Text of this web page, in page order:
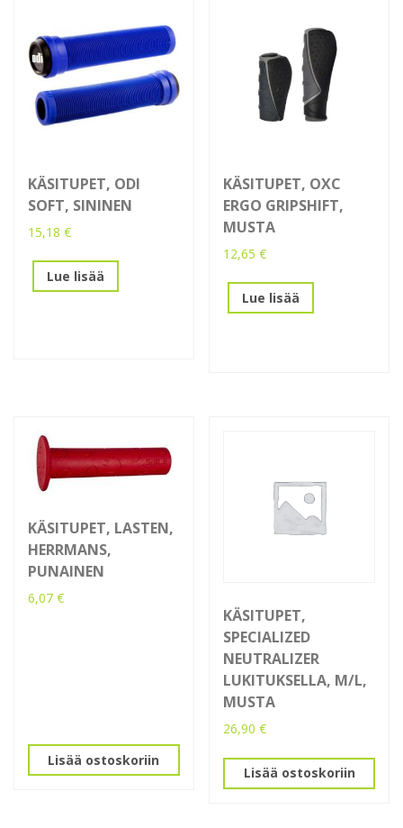
KÄSITUPET, ODI
SOFT, SININEN
15,18 €
Lue lisää
KÄSITUPET, OXC
ERGO GRIPSHIFT,
MUSTA
12,65€
Lue lisää
KÄSITUPET, LASTEN,
HERRMANS,
PUNAINEN
6,07 €
Lisää ostoskoriin
KÄSITUPET,
SPECIALIZED
NEUTRALIZER
LUKITUKSELLA, M/L,
MUSTA
26,90€
Lisää ostoskoriin